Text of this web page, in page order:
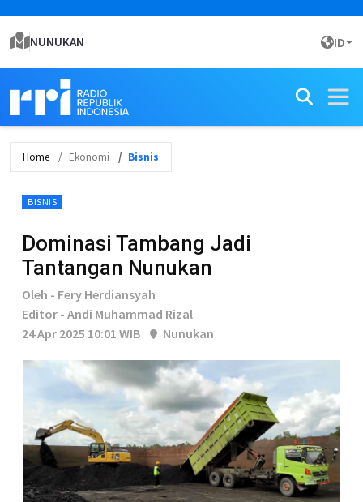
NUNUKAN ID
Home Ekonomi Bisnis
BISNIS
Dominasi Tambang Jadi
Tantangan Nunukan
Oleh - Fery Herdiansyah
Editor - Andi Muhammad Rizal
24 Apr 2025 10:01 WIB
Nunukan